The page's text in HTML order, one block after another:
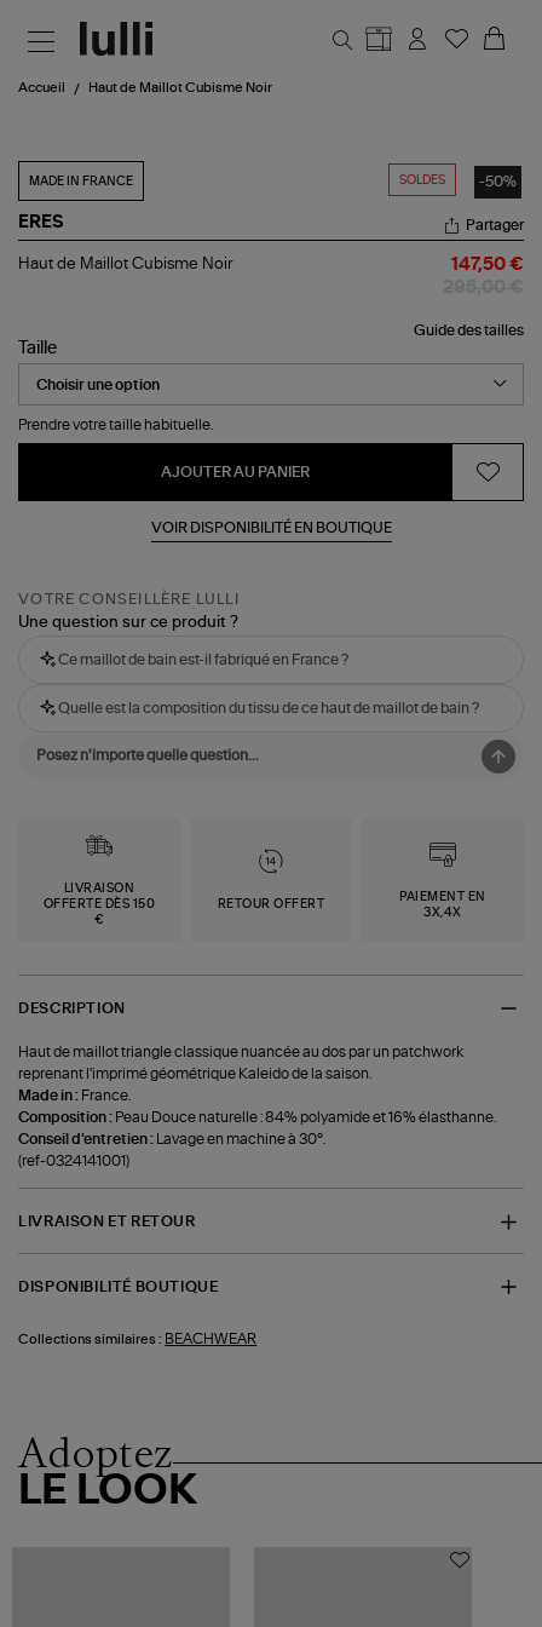
Accueil Haut de Maillot Cubisme Noir
SOLDES -50%
MADE IN FRANCE
ERES
Haut
Noir
Partager
Haut de Maillot Cubisme Noir 147,50 €
Guide des tailles
Taille
Prendre votre taille habituelle.
AJOUTER AU PANIER
VOIR DISPONIBILITÉ EN BOUTIQUE
VOTRE CONSEILLÈRE LULLI
Une question sur ce produit ?
Ce maillot de bain est-il fabriqué en France ?
Quelle est la composition du tissu de ce haut de maillot de bain ?
LIVRAISON
OFFERTE DÈS 150
€
RETOUR OFFERT
PAIEMENT EN
3X,4X
DESCRIPTION
Haut de maillot triangle classique nuancée au dos par un patchwork
reprenant l'imprimé géométrique Kaleido de la saison.
Made in : France.
Composition : Peau Douce naturelle : 84% polyamide et 16% élasthanne.
Conseil d'entretien : Lavage en machine à 30°.
(ref-0324141001)
LIVRAISON ET RETOUR
DISPONIBILITÉ BOUTIQUE
Collections similaires : BEACHWEAR
Adoptez
LE LOOK